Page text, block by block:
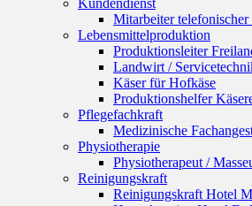
Kundendienst
Mitarbeiter
Lebensmittelproduktion
Produktionsleiter
Landwirt /
Käser für Hofkäse
Produktionshelfer
Pflegefachkraft
Medizinische
Physiotherapie
Physiotherapeut /
Reinigungskraft
Reinigungskraft Hotel